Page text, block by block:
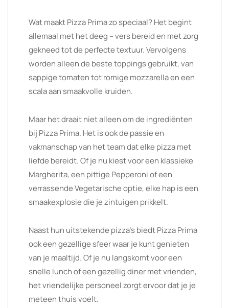
Wat maakt Pizza Prima zo speciaal? Het begint
allemaal met het deeg – vers bereid en met zorg
gekneed tot de perfecte textuur. Vervolgens
worden alleen de beste toppings gebruikt, van
sappige tomaten tot romige mozzarella en een
scala aan smaakvolle kruiden.
Maar het draait niet alleen om de ingrediënten
bij Pizza Prima. Het is ook de passie en
vakmanschap van het team dat elke pizza met
liefde bereidt. Of je nu kiest voor een klassieke
Margherita, een pittige Pepperoni of een
verrassende Vegetarische optie, elke hap is een
smaakexplosie die je zintuigen prikkelt.
Naast hun uitstekende pizza’s biedt Pizza Prima
ook een gezellige sfeer waar je kunt genieten
van je maaltijd. Of je nu langskomt voor een
snelle lunch of een gezellig diner met vrienden,
het vriendelijke personeel zorgt ervoor dat je je
meteen thuis voelt.